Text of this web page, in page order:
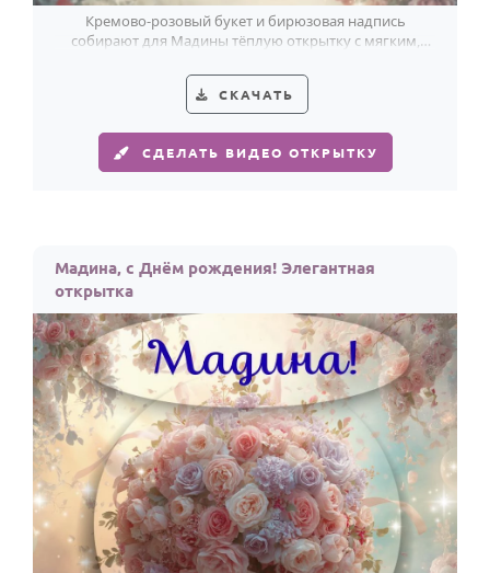
Кремово-розовый букет и бирюзовая надпись
собирают для Мадины тёплую открытку с мягким,
СКАЧАТЬ
СДЕЛАТЬ ВИДЕО ОТКРЫТКУ
Мадина, с Днём рождения! Элегантная
открытка